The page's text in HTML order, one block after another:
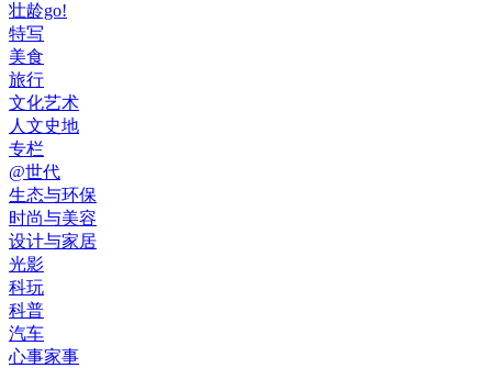
壮龄go!
特写
美食
旅行
文化艺术
人文史地
专栏
@世代
生态与环保
时尚与美容
设计与家居
光影
科玩
科普
汽车
心事家事